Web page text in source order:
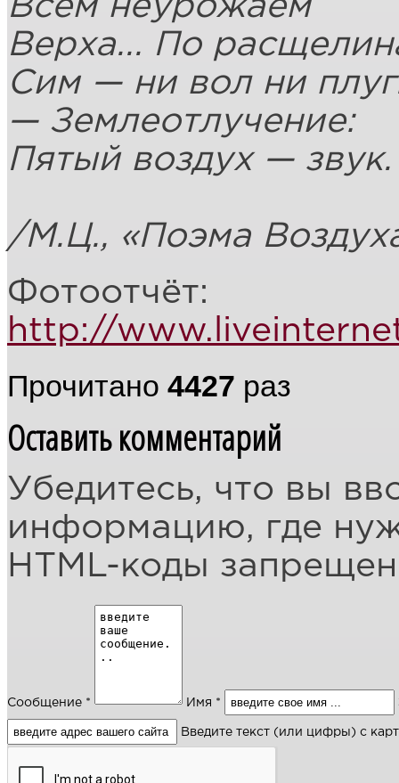
Всем неурожаем
Верха... По
Сим — ни вол ни
— Землеотлучение:
Пятый воздух — звук.
/М.Ц., «Поэма
Фотоотчёт:
http://
Прочитано 4427 раз
Оставить комментарий
Убедитесь, что вы
информацию, где
HTML-коды
Сообщение * Имя *
Введите текст (или цифры) с